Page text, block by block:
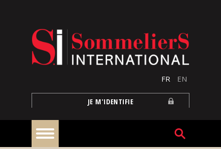
FR EN
JE M'IDENTIFIE